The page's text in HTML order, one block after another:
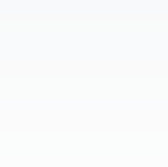
練習など、日本語学習に
検索
名・駅名検索など、各種
す。
、リスニング練習など英
類語辞典
入力など、アジア言語学
ツール
方・発音を確認できま
みながら学べるゲームで